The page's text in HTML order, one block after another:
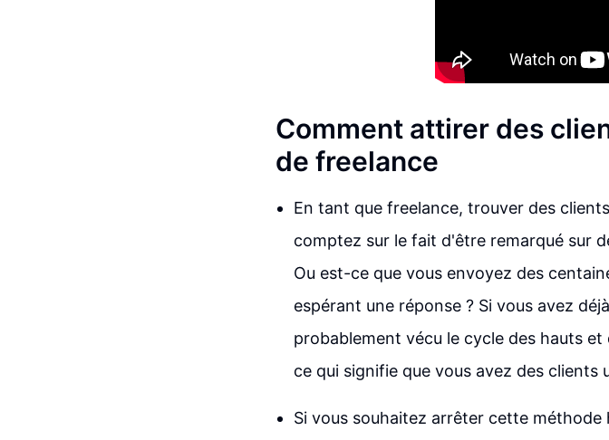
Comment attirer des
de freelance
En tant que freelance, trouver des
comptez sur le fait d'être remarqué sur
Ou est-ce que vous envoyez des
espérant une réponse ? Si vous avez
probablement vécu le cycle des hauts
ce qui signifie que vous avez des clients
Si vous souhaitez arrêter cette